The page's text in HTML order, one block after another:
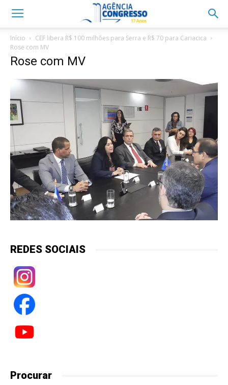
Início
CEF libera R$ 100 milhões para Serra e R$ 70 para Cariacica
Rose com MV
Rose com MV
REDES SOCIAIS
Procurar